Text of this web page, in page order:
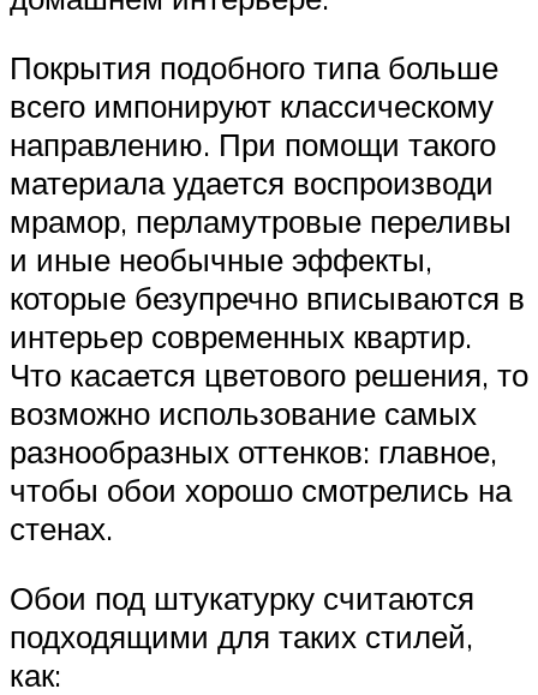
Покрытия подобного типа больше
всего импонируют классическому
направлению. При помощи такого
материала удается воспроизводи
мрамор, перламутровые переливы
и иные необычные эффекты,
которые безупречно вписываются в
интерьер современных квартир.
Что касается цветового решения, то
возможно использование самых
разнообразных оттенков: главное,
чтобы обои хорошо смотрелись на
стенах.
Обои под штукатурку считаются
подходящими для таких стилей,
как: